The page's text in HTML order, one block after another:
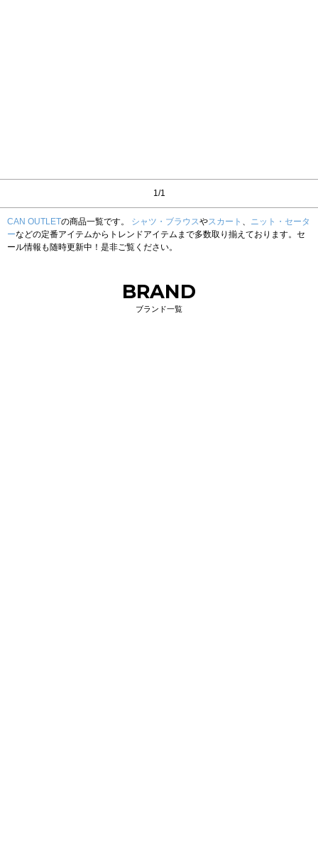
1/1
CAN OUTLETの商品一覧です。 シャツ・ブラウスやスカート 、 ニット・セータ
ーなどの定番アイテムからトレンドアイテムまで多数取り揃えております。セ
ール情報も随時更新中！是非ご覧ください。
BRAND
ブランド一覧